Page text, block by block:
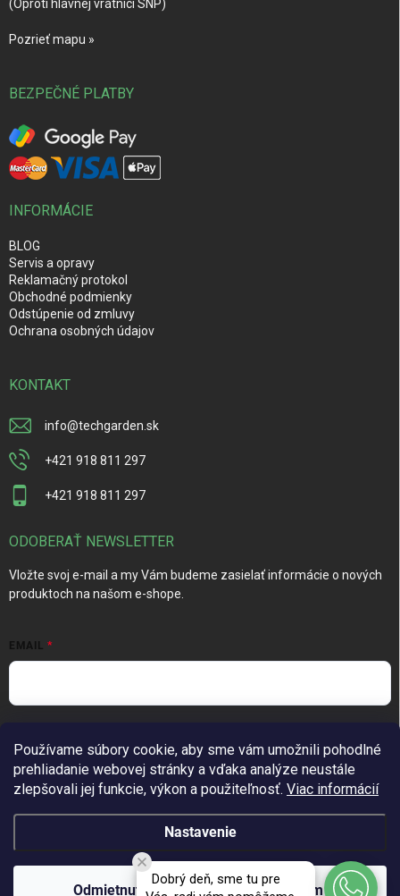
Používame súbory cookie, aby sme vám umožnili pohodlné
prehliadanie webovej stránky a vďaka analýze neustále
zlepšovali jej funkcie, výkon a použiteľnosť. Viac informácií
Nastavenie
Odmietnuť Súhlasím
(Oproti hlavnej vrátnici SNP)
Pozrieť mapu »
BEZPEČNÉ PLATBY
INFORMÁCIE
BLOG
Servis a opravy
Reklamačný protokol
Obchodné podmienky
Odstúpenie od zmluvy
Ochrana osobných údajov
KONTAKT
info@techgarden.sk
+421 918 811 297
+421 918 811 297
ODOBERAŤ NEWSLETTER
Vložte svoj e-mail a my Vám budeme zasielať informácie o nových
produktoch na našom e-shope.
EMAIL
údajov
Prihlásiť sa
Copyright 2026TechGarden.sk . Všetky práva vyhradené.Upraviť
nastavenie cookies
Dobrý deň, sme tu pre